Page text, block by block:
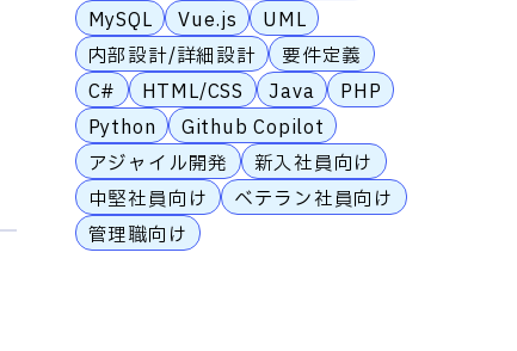
MySQL
Vue.js
UML
内部設計/詳細設計
要件定義
C#
HTML/CSS Java
PHP
Python
Github Copilot
アジャイル開発
新入社員向け
中堅社員向け
ベテラン社員向け
管理職向け